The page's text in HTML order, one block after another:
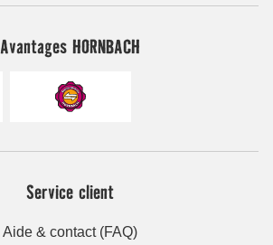
Avantages HORNBACH
Service client
Aide & contact (FAQ)